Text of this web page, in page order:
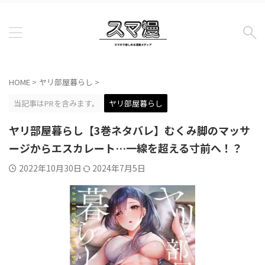
HOME > ヤリ部屋暮らし >
当記事はPRを含みます。
ヤリ部屋暮らし
ヤリ部屋暮らし【3巻ネタバレ】むくみ脚のマッサ
ージからエスカレート…一線を超える寸前へ！？
2022年10月30日 2024年7月5日